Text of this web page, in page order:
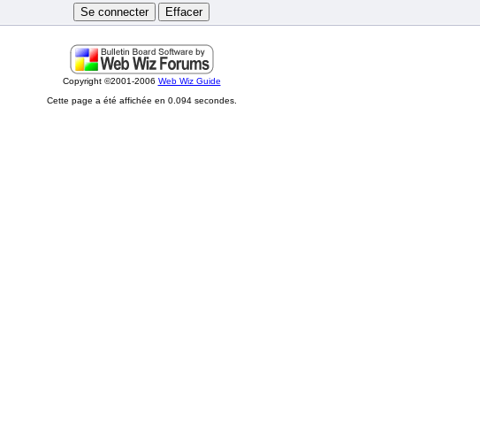
Copyright ©2001-2006 Web Wiz Guide
Cette page a été affichée en 0.094 secondes.